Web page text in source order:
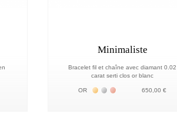
Minimaliste
Bracelet fil et chaîne avec diamant 0.02
carat serti clos or blanc
OR Жёлтое золото 18К
Белое золото 18К
Розовое золото 18К
650,00 €